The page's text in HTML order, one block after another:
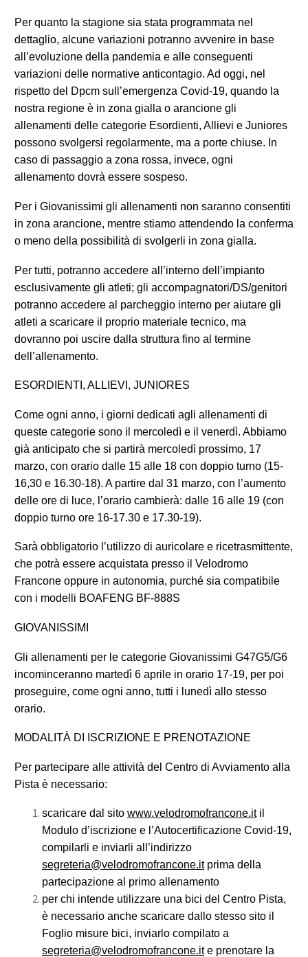
Per quanto la stagione sia stata programmata nel
dettaglio, alcune variazioni potranno avvenire in base
all’evoluzione della pandemia e alle conseguenti
variazioni delle normative anticontagio. Ad oggi, nel
rispetto del Dpcm sull’emergenza Covid-19, quando la
nostra regione è in zona gialla o arancione gli
allenamenti delle categorie Esordienti, Allievi e Juniores
possono svolgersi regolarmente, ma a porte chiuse. In
caso di passaggio a zona rossa, invece, ogni
allenamento dovrà essere sospeso.
Per i Giovanissimi gli allenamenti non saranno consentiti
in zona arancione, mentre stiamo attendendo la conferma
o meno della possibilità di svolgerli in zona gialla.
Per tutti, potranno accedere all’interno dell’impianto
esclusivamente gli atleti; gli accompagnatori/DS/genitori
potranno accedere al parcheggio interno per aiutare gli
atleti a scaricare il proprio materiale tecnico, ma
dovranno poi uscire dalla struttura fino al termine
dell’allenamento.
ESORDIENTI, ALLIEVI, JUNIORES
Come ogni anno, i giorni dedicati agli allenamenti di
queste categorie sono il mercoledì e il venerdì. Abbiamo
già anticipato che si partirà mercoledì prossimo, 17
marzo, con orario dalle 15 alle 18 con doppio turno (15-
16,30 e 16.30-18). A partire dal 31 marzo, con l’aumento
delle ore di luce, l’orario cambierà: dalle 16 alle 19 (con
doppio turno ore 16-17.30 e 17.30-19).
Sarà obbligatorio l’utilizzo di auricolare e ricetrasmittente,
che potrà essere acquistata presso il Velodromo
Francone oppure in autonomia, purché sia compatibile
con i modelli BOAFENG BF-888S
GIOVANISSIMI
Gli allenamenti per le categorie Giovanissimi G47G5/G6
incominceranno martedì 6 aprile in orario 17-19, per poi
proseguire, come ogni anno, tutti i lunedì allo stesso
orario.
MODALITÀ DI ISCRIZIONE E PRENOTAZIONE
Per partecipare alle attività del Centro di Avviamento alla
Pista è necessario:
scaricare dal sito www.velodromofrancone.itil
Modulo d’iscrizione e l’Autocertificazione Covid-19,
compilarli e inviarli all’indirizzo
segreteria@velodromofrancone.itprima della
partecipazione al primo allenamento
per chi intende utilizzare una bici del Centro Pista,
è necessario anche scaricare dallo stesso sito il
Foglio misure bici, inviarlo compilato a
segreteria@velodromofrancone.ite prenotare la